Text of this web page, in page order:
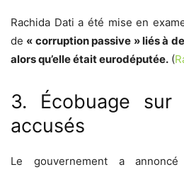
Rachida Dati a été mise en
de « corruption passive » liés à
alors qu’elle était eurodéputée. (
3. Écobuage
accusés
Le gouvernement a